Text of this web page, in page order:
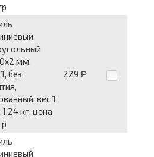
мм,
без
вес 1
кг, цена
229 Р